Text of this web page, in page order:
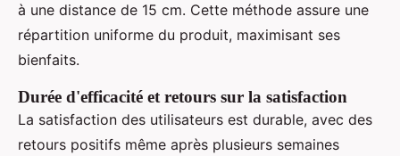
à une distance de 15 cm. Cette méthode assure une
répartition uniforme du produit, maximisant ses
bienfaits.
Durée d'efficacité et retours sur la satisfaction
La satisfaction des utilisateurs est durable, avec des
retours positifs même après plusieurs semaines